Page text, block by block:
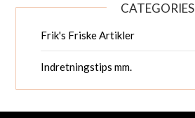
CATEGORIES
Frik's Friske Artikler
Indretningstips mm.